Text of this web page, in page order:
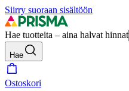
Siirry suoraan sisältöön
Hae tuotteita – aina halvat hinnat
Hae
Ostoskori